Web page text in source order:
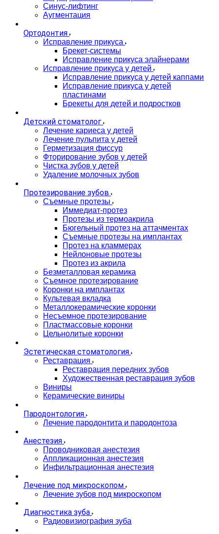
Синус-лифтинг
Аугментация
Ортодонтия
Исправление прикуса
Брекет-системы
Исправление прикуса элайнерами
Исправление прикуса у детей
Исправление прикуса у детей каппами
Исправление прикуса у детей
пластинами
Брекеты для детей и подростков
Детский стоматолог
Лечение кариеса у детей
Лечение пульпита у детей
Герметизация фиссур
Фторирование зубов у детей
Чистка зубов у детей
Удаление молочных зубов
Протезирование зубов
Съемные протезы
Иммедиат-протез
Протезы из термоакрила
Бюгельный протез на аттачментах
Съемные протезы на имплантах
Протез на кламмерах
Нейлоновые протезы
Протез из акрила
Безметалловая керамика
Съемное протезирование
Коронки на имплантах
Культевая вкладка
Металлокерамические коронки
Несъемное протезирование
Пластмассовые коронки
Цельнолитые коронки
Эстетическая стоматология
Реставрация
Реставрация передних зубов
Художественная реставрация зубов
Виниры
Керамические виниры
Пародонтология
Лечение пародонтита и пародонтоза
Анестезия
Проводниковая анестезия
Аппликационная анестезия
Инфильтрационная анестезия
Лечение под микроскопом
Лечение зубов под микроскопом
Диагностика зуба
Радиовизиография зуба